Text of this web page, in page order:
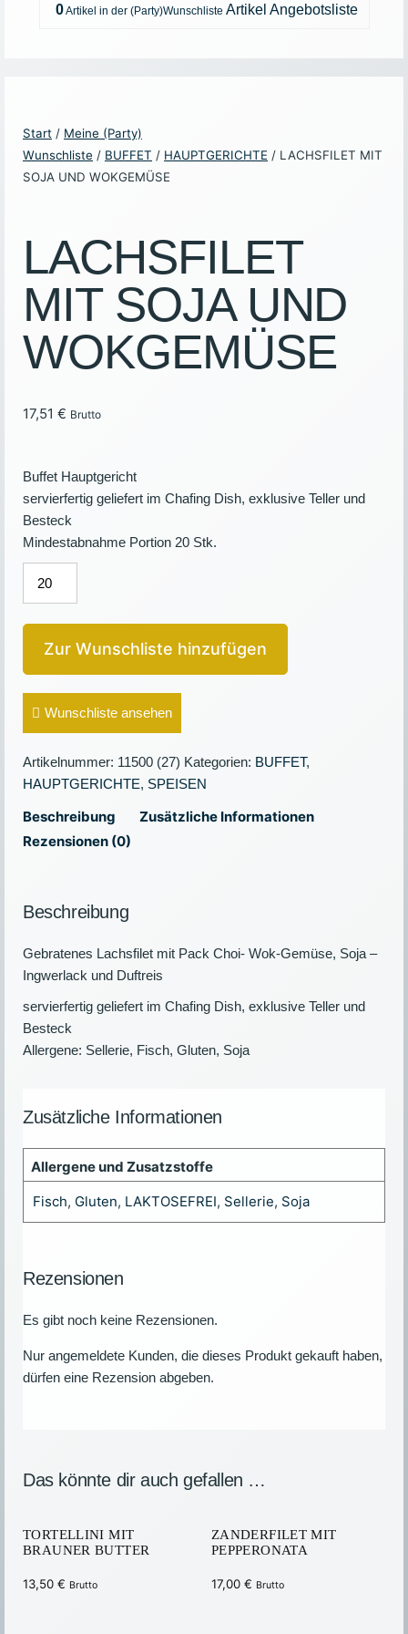
0 Artikel Angebotsliste
Start / Meine (Party)
Wunschliste / BUFFET / HAUPTGERICHTE / LACHSFILET MIT
SOJA UND WOKGEMÜSE
LACHSFILET
MIT SOJA UND
WOKGEMÜSE
17,51 € Brutto
Buffet Hauptgericht
servierfertig geliefert im Chafing Dish, exklusive Teller und
Besteck
Mindestabnahme Portion 20 Stk.
WOKGEMÜSE
Zur Wunschliste hinzufügen
Wunschliste ansehen
Artikelnummer: 11500 (27) Kategorien: BUFFET,
HAUPTGERICHTE, SPEISEN
Beschreibung
Zusätzliche Informationen
Rezensionen (0)
Beschreibung
Gebratenes Lachsfilet mit Pack Choi- Wok-Gemüse, Soja –
Ingwerlack und Duftreis
servierfertig geliefert im Chafing Dish, exklusive Teller und
Besteck
Allergene: Sellerie, Fisch, Gluten, Soja
Zusätzliche Informationen
Allergene und Zusatzstoffe
Fisch, Gluten, LAKTOSEFREI, Sellerie, Soja
Rezensionen
Es gibt noch keine Rezensionen.
Nur angemeldete Kunden, die dieses Produkt gekauft haben,
dürfen eine Rezension abgeben.
Das könnte dir auch gefallen …
TORTELLINI MIT
BRAUNER BUTTER
13,50 € Brutto
ZANDERFILET MIT
PEPPERONATA
17,00 € Brutto